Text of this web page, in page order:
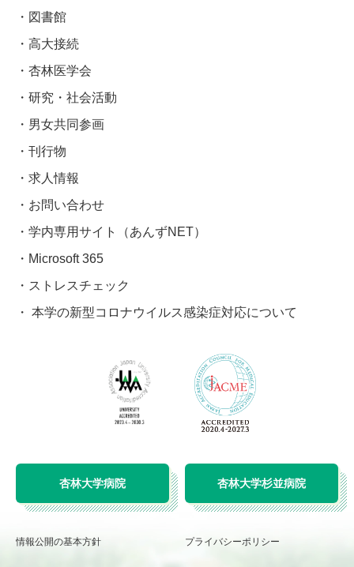
図書館
高大接続
杏林医学会
研究・社会活動
男女共同参画
刊行物
求人情報
お問い合わせ
学内専用サイト（あんずNET）
Microsoft 365
ストレスチェック
本学の新型コロナウイルス感染症対応について
杏林大学病院 杏林大学杉並病院
情報公開の基本方針 プライバシーポリシー